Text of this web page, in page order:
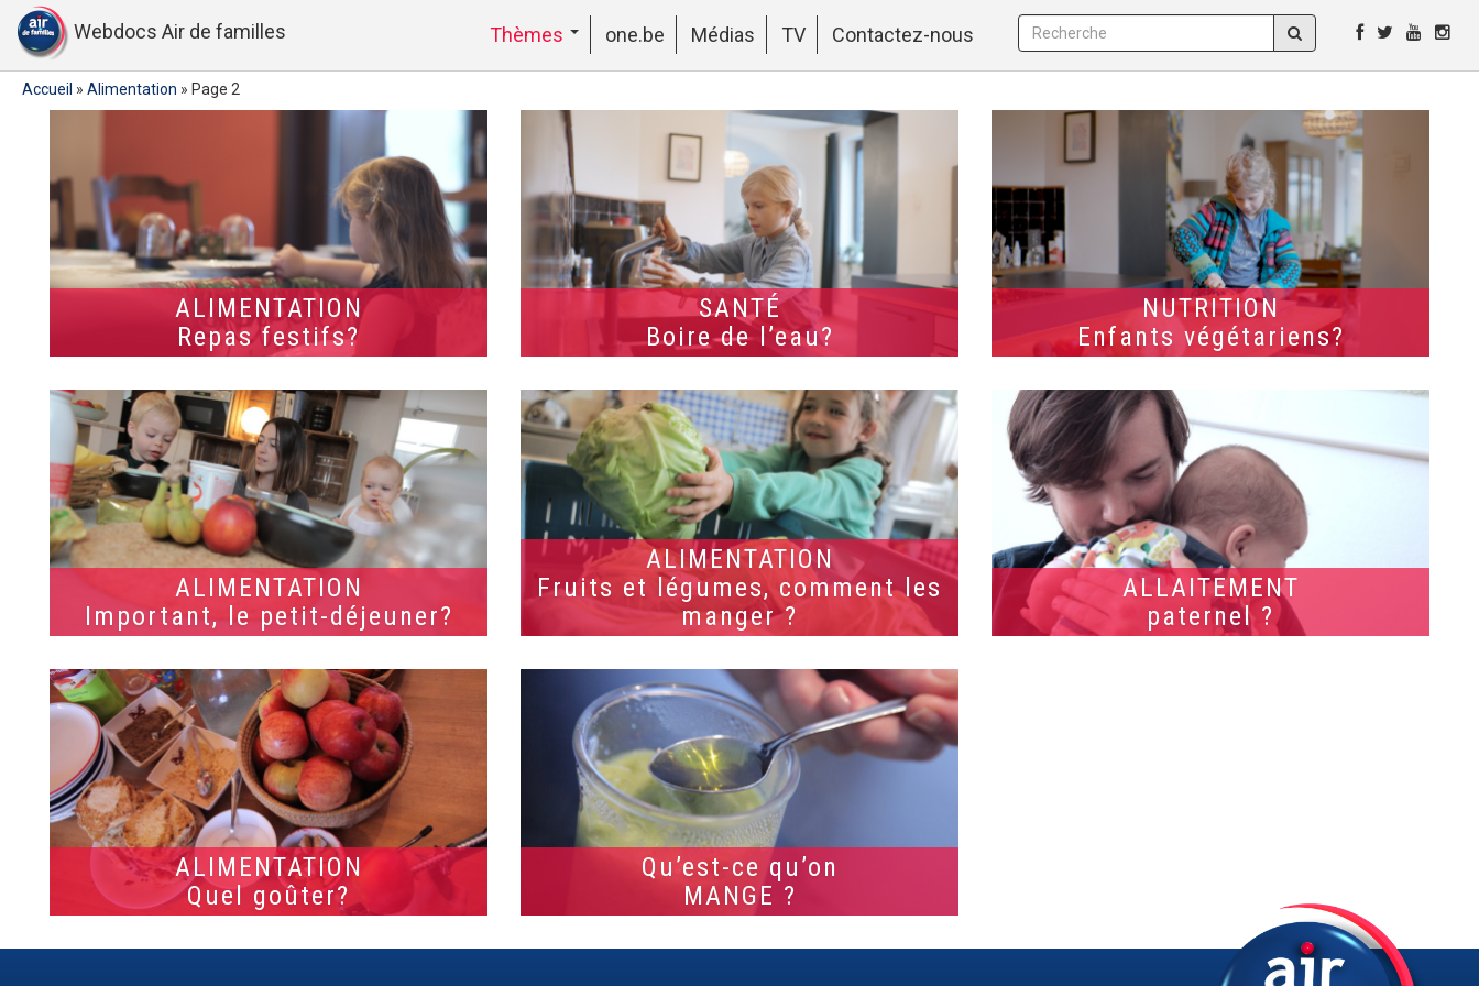
Webdocs Air de familles Thèmes one.be Médias TV Contactez-nous
Accueil » Alimentation » Page 2
ALIMENTATION
Repas festifs?
SANTÉ
Boire de l’eau?
NUTRITION
Enfants végétariens?
ALIMENTATION
Important, le petit-déjeuner?
ALIMENTATION
Fruits et légumes, comment les
manger ?
ALLAITEMENT
paternel ?
ALIMENTATION
Quel goûter?
Qu’est-ce qu’on
MANGE ?